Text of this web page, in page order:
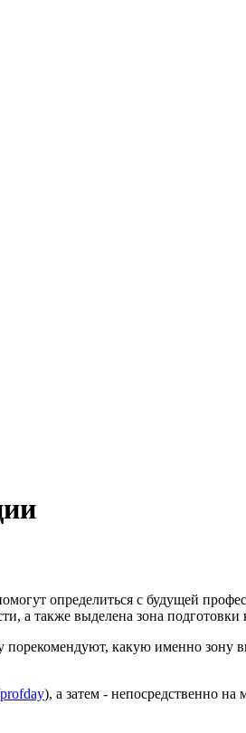
определиться с будущей
а также выделена зона
какую именно зону
), а затем - непосредственно на